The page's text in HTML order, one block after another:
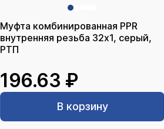
Муфта комбинированная PPR
внутренняя резьба 32х1, серый,
РТП
196.63 ₽
В корзину